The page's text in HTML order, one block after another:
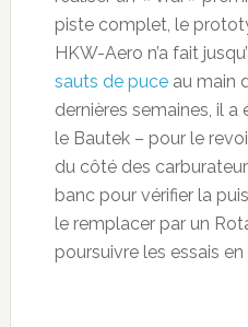
piste complet, le
HKW-Aero n’a fait
sauts de puceau main
dernières semaines, il
le Bautek – pour le
du côté des
banc pour vérifier la
le remplacer par un
poursuivre les essais